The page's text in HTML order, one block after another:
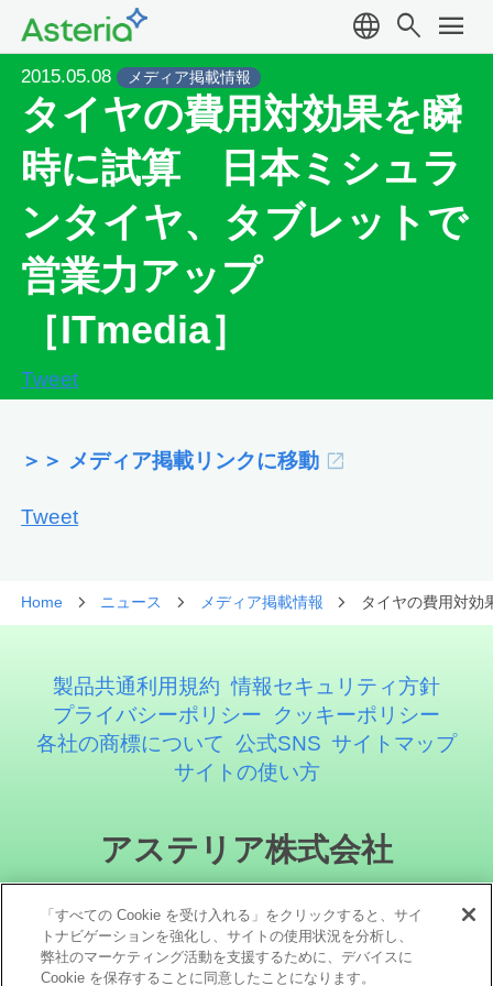
language search menu
2015.05.08 メディア掲載情報
タイヤの費用対効果を瞬
時に試算 日本ミシュラ
ンタイヤ、タブレットで
営業力アップ
［ITmedia］
Tweet
＞＞ メディア掲載リンクに移動
Tweet
Home ニュース メディア掲載情報 タイヤの費用対
製品共通利用規約 情報セキュリティ方針
プライバシーポリシー
クッキーポリシー
各社の商標について 公式SNS サイトマップ
サイトの使い方
アステリア株式会社
「すべての Cookie を受け入れる」をクリックすると、サイ
トナビゲーションを強化し、サイトの使用状況を分析し、
弊社のマーケティング活動を支援するために、デバイスに
Cookie を保存することに同意したことになります。